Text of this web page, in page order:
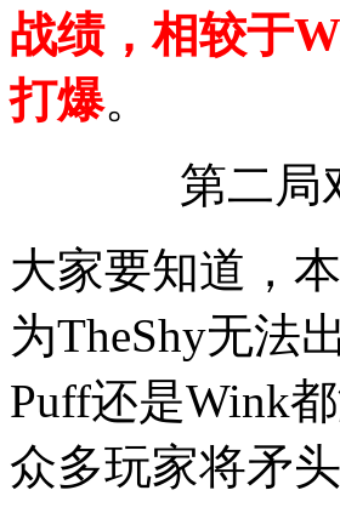
战绩，相较于
打爆。
第二局
大家要知道，
为TheShy无法
Puff还是Wink
众多玩家将矛